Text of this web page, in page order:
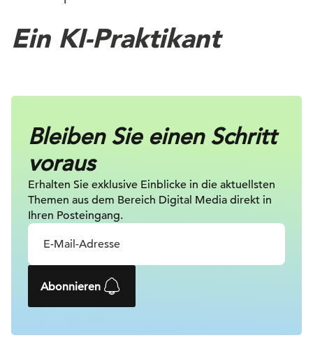
Ein KI-Praktikant
Bleiben Sie einen Schritt
voraus
Erhalten Sie exklusive Einblicke in die aktuellsten
Themen aus dem Bereich Digital Media direkt in
Ihren Posteingang.
Abonnieren